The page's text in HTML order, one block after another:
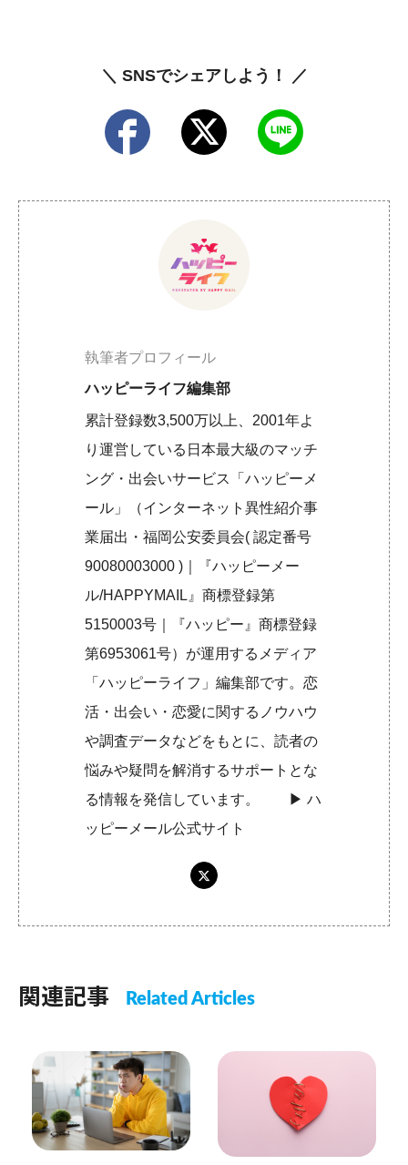
＼ SNSでシェアしよう！ ／
執筆者プロフィール
ハッピーライフ編集部
累計登録数3,500万以上、2001年よ
り運営している日本最大級のマッチ
ング・出会いサービス「ハッピーメ
ール」（インターネット異性紹介事
業届出・福岡公安委員会( 認定番号
90080003000 )｜『ハッピーメー
ル/HAPPYMAIL』商標登録第
5150003号｜『ハッピー』商標登録
第6953061号）が運用するメディア
「ハッピーライフ」編集部です。恋
活・出会い・恋愛に関するノウハウ
や調査データなどをもとに、読者の
悩みや疑問を解消するサポートとな
る情報を発信しています。 ▶︎ハ
ッピーメール公式サイト
関連記事 Related Articles